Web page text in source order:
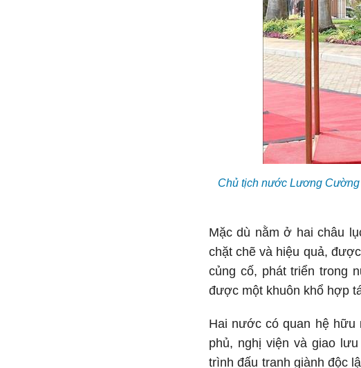
Chủ tịch nước Lương
Mặc dù nằm ở hai châu
chặt chẽ và hiệu quả,
củng cố, phát triển trong
được một khuôn khổ hợp
Hai nước có quan hệ hữu
phủ, nghị viện và giao
trình đấu tranh giành độc